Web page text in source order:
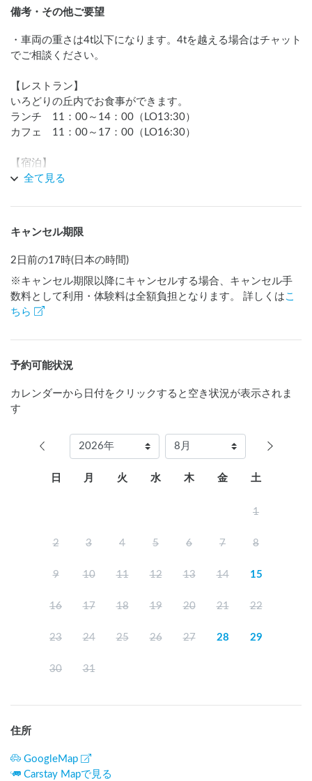
備考・その他ご要望
・車両の重さは4t以下になります。4tを越える場合はチャット
でご相談ください。
【レストラン】
いろどりの丘内でお食事ができます。
ランチ　11：00～14：00（LO13:30）
カフェ　11：00～17：00（LO16:30）
【宿泊】
館内には宿泊スペースもあり、ベッドがあります。毎週金曜
ております。
https://irodori.jmdo.org/guid/hotel
家とは違う、ちょっと贅沢なお風呂です。
市内唯一の岩盤浴もあり、ゆっくりと寛いでいただくことが
できます。
岩盤浴：1500円
タオルのみ貸出しをしております。
全て見る
キャンセル期限
2日前の17時(日本の時間)
※キャンセル期限以降にキャンセルする場合、キャンセル手
数料として利用・体験料は全額負担となります。 詳しくは こ
ちら
予約可能状況
カレンダーから日付をクリックすると空き状況が表示されま
す
日 月 火 水 木 金 土
1
2 3 4 5 6 7 8
9 10 11 12 13 14 15
16 17 18 19 20 21 22
23 24 25 26 27 28 29
30 31
住所
GoogleMap
Carstay Mapで見る